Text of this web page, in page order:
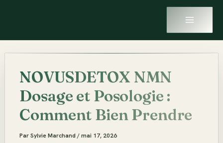
MAIN
MENU
NOVUSDETOX NMN
Dosage et Posologie :
Comment Bien Prendre
ParSylvie Marchand/mai 17, 2026